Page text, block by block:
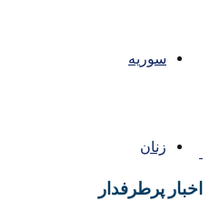
سوریه
زنان
اخبار پرطرفدار